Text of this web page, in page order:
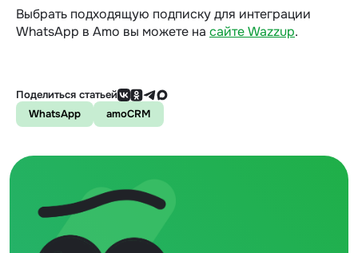
Выбрать подходящую подписку для интеграции
WhatsApp в Amo вы можете на сайте Wazzup.
Поделиться статьей
WhatsApp
amoCRM